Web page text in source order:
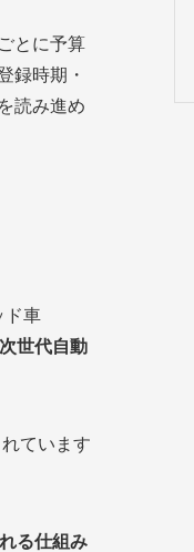
とに予算
録時期・
読み進め
ド車
世代自動
ています
る仕組み